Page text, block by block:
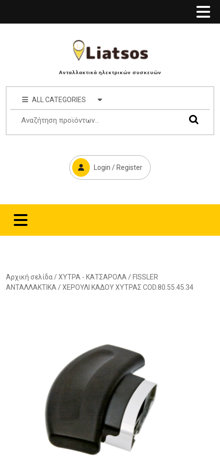
Ανταλλακτικά ηλεκτρικών συσκευών
ALL CATEGORIES
Login / Register
Αρχική σελίδα /ΧΥΤΡΑ - ΚΑΤΣΑΡΟΛΑ / FISSLER
ΑΝΤΑΛΛΑΚΤΙΚΑ / ΧΕΡΟΥΛΙ ΚΑΔΟΥ ΧΥΤΡΑΣ COD.80.55.45.34